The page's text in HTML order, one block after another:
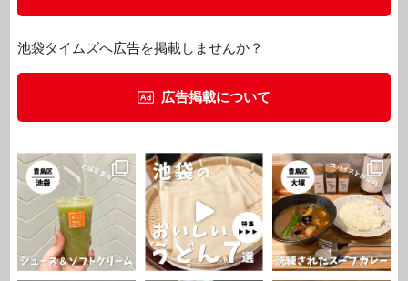
池袋タイムズへ広告を掲載しませんか？
広告掲載について